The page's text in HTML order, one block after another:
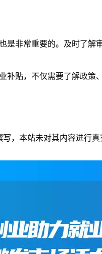
是非常重要的。及时了
补贴，不仅需要了解政
，本站未对其内容进行